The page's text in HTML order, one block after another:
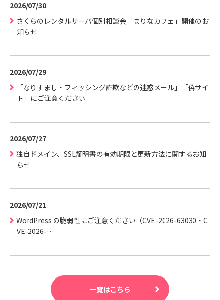
2026/07/30
さくらのレンタルサーバ個別相談会「まりなカフェ」開催のお
知らせ
2026/07/29
「なりすまし・フィッシング詐欺などの迷惑メール」「偽サイ
ト」にご注意ください
2026/07/27
独自ドメイン、SSL証明書の有効期限と更新方法に関するお知
らせ
2026/07/21
WordPress の脆弱性にご注意ください（CVE-2026-63030・C
VE-2026-…
一覧はこちら